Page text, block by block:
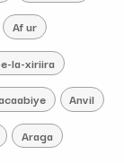
Af ur
la-xiriira
Anvil
Araga